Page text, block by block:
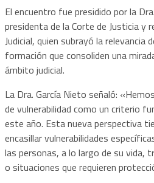
El encuentro fue presidido por la
presidenta de la Corte de Justicia y
Judicial, quien subrayó la relevancia
formación que consoliden una
ámbito judicial.
La Dra. García Nieto señaló:
de vulnerabilidad como un criterio
este año. Esta nueva perspectiva
encasillar vulnerabilidades
las personas, a lo largo de su vida,
o situaciones que requieren